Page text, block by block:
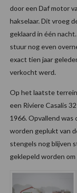
door een Daf motor
hakselaar. Dit vroeg
geklaard in één
stuur nog even
exact tien jaar
verkocht werd.
Op het laatste
een Riviere Casalis
1966. Opvallend was
worden geplukt van
stengels nog blijven
geklepeld worden